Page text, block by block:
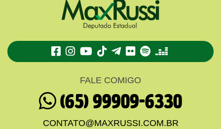
TikTokTelegram
FlickrSpotifyDeezer
FALE COMIGO
(65) 99909-6330
CONTATO@MAXRUSSI.COM.BR